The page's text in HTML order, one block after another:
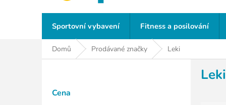
Sportovní vybavení Fitness a posilování
Domů Prodávané značky Leki
P
Cena
Leki